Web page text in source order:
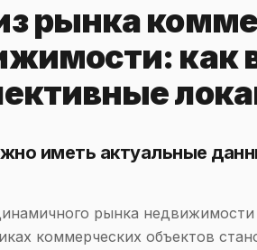
рынка
как
иметь актуальные
рынка
коммерческих объектов